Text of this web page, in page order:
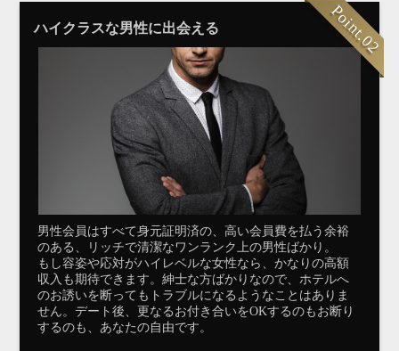
Point.02
ハイクラスな男性に出会える
男性会員はすべて身元証明済の、高い会員費を払う余裕
のある、リッチで清潔なワンランク上の男性ばかり。
もし容姿や応対がハイレベルな女性なら、かなりの高額
収入も期待できます。紳士な方ばかりなので、ホテルへ
のお誘いを断ってもトラブルになるようなことはありま
せん。デート後、更なるお付き合いをOKするのもお断り
するのも、あなたの自由です。